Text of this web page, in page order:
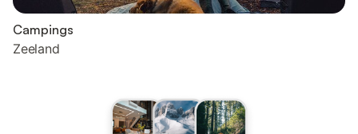
Campings
Zeeland